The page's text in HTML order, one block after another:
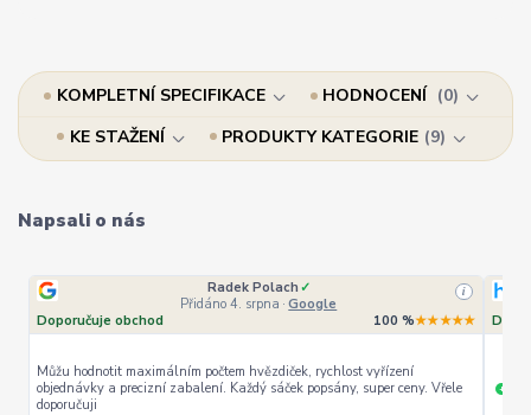
KOMPLETNÍ SPECIFIKACE HODNOCENÍ
0
KE STAŽENÍ
PRODUKTY KATEGORIE 9
Napsali o nás
Radek Polach ✓
Přidáno 4. srpna · Google
i
Doporučuje obchod 100 %★★★★★
Můžu hodnotit maximálním počtem hvězdiček, rychlost vyřízení
objednávky a precizní zabalení. Každý sáček popsány, super ceny. Vřele
doporučuji
+